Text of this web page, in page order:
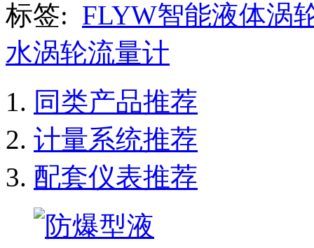
标签: FLYW智能液体涡
水涡轮流量计
同类产品推荐
计量系统推荐
配套仪表推荐